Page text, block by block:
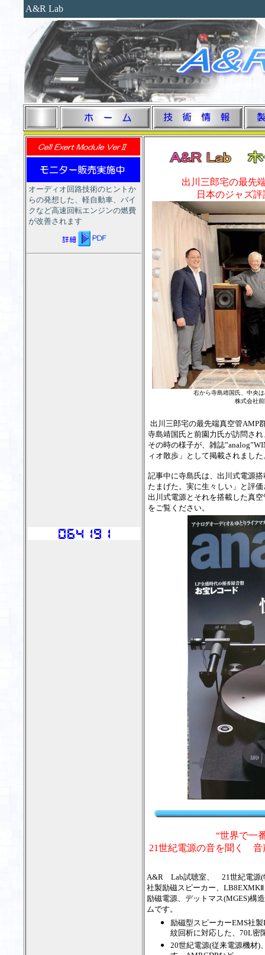
A&R Lab
オーディオ回路技術のヒントか
らの発想した、軽自動車、バイ
クなど高速回転エンジンの燃費
が改善されます
出川三郎宅の最先
日本のジャズ
右から寺島靖国氏、中央
株式会社
出川三郎宅の最先端真空管AMP
寺島靖国氏と前園力氏が訪問され
その時の様子が、雑誌
ィオ散歩」として掲載されました
記事中に寺島氏は、出川式電源
たまげた。実に生々しい」と評
出川式電源とそれを搭載した真
をご覧ください。
“世界で一
21世紀電源の音を聞く 音
A&R Lab試聴室、 21世紀電源(
社製励磁スピーカー、
励磁電源、デットマス(MGES)構
ムです。
励磁型スピーカーEMS社
紋回析に対応した、70L密
20世紀電源(従来電源機材)